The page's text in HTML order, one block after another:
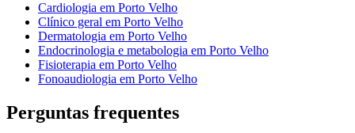
Cardiologia em Porto Velho
Clínico geral em Porto Velho
Dermatologia em Porto Velho
Endocrinologia e metabologia em Porto Velho
Fisioterapia em Porto Velho
Fonoaudiologia em Porto Velho
Perguntas frequentes